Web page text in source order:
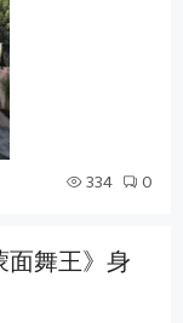
334 0
面舞王》身